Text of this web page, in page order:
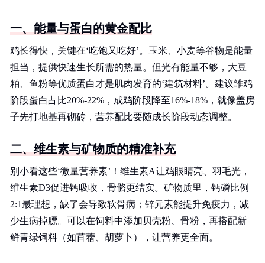
一、能量与蛋白的黄金配比
鸡长得快，关键在‘吃饱又吃好’。玉米、小麦等谷物是能量
担当，提供快速生长所需的热量。但光有能量不够，大豆
粕、鱼粉等优质蛋白才是肌肉发育的‘建筑材料’。建议雏鸡
阶段蛋白占比20%-22%，成鸡阶段降至16%-18%，就像盖房
子先打地基再砌砖，营养配比要随成长阶段动态调整。
二、维生素与矿物质的精准补充
别小看这些‘微量营养素’！维生素A让鸡眼睛亮、羽毛光，
维生素D3促进钙吸收，骨骼更结实。矿物质里，钙磷比例
2:1最理想，缺了会导致软骨病；锌元素能提升免疫力，减
少生病掉膘。可以在饲料中添加贝壳粉、骨粉，再搭配新
鲜青绿饲料（如苜蓿、胡萝卜），让营养更全面。